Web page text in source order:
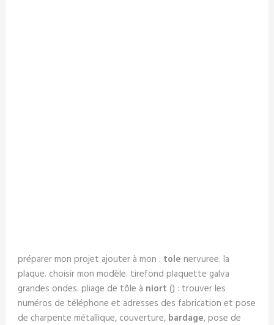
préparer mon projet ajouter à mon . tole nervuree. la
plaque. choisir mon modèle. tirefond plaquette galva
grandes ondes. pliage de tôle à niort () : trouver les
numéros de téléphone et adresses des fabrication et pose
de charpente métallique, couverture, bardage, pose de